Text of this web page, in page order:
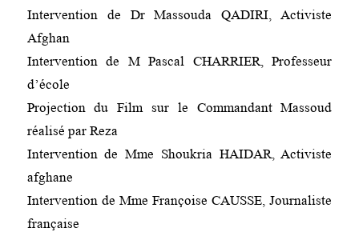
Intervention de Dr Massouda QADIRI, Activiste
Afghan
Intervention de M Pascal CHARRIER, Professeur
d’école
Projection du Film sur le Commandant Massoud
réalisé par Reza
Intervention de Mme Shoukria HAIDAR, Activiste
afghane
Intervention de Mme Françoise CAUSSE, Journaliste
française